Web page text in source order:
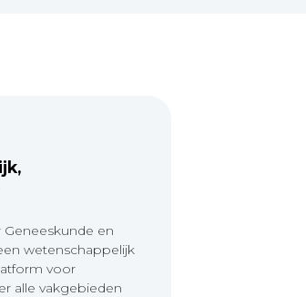
Geneeskunde en
wetenschappelijk
voor
alle vakgebieden